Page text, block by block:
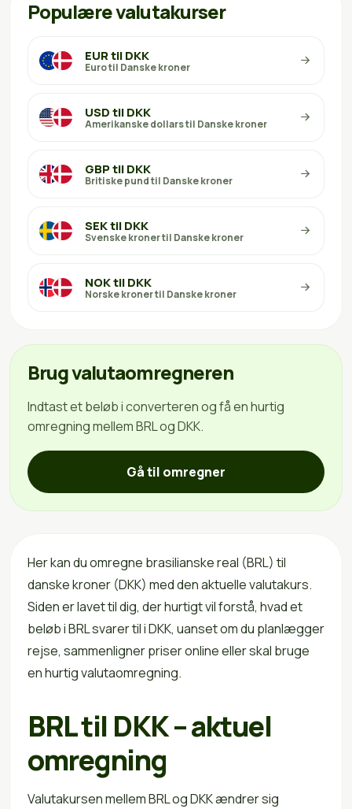
Populære valutakurser
EUR til DKK
Euro til Danske kroner
USD til DKK
Amerikanske dollars til Danske kroner
GBP til DKK
Britiske pund til Danske kroner
SEK til DKK
Svenske kroner til Danske kroner
NOK til DKK
Norske kroner til Danske kroner
Brug valutaomregneren
Indtast et beløb i converteren og få en hurtig
omregning mellem BRL og DKK.
Gå til omregner
Her kan du omregne brasilianske real (BRL) til
danske kroner (DKK) med den aktuelle valutakurs.
Siden er lavet til dig, der hurtigt vil forstå, hvad et
beløb i BRL svarer til i DKK, uanset om du planlægger
rejse, sammenligner priser online eller skal bruge
en hurtig valutaomregning.
BRL til DKK – aktuel
omregning
Valutakursen mellem BRL og DKK ændrer sig